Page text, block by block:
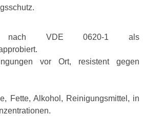
nach VDE 0620-1 als
vor Ort, resistent gegen
Fette, Alkohol, Reinigungsmittel, in